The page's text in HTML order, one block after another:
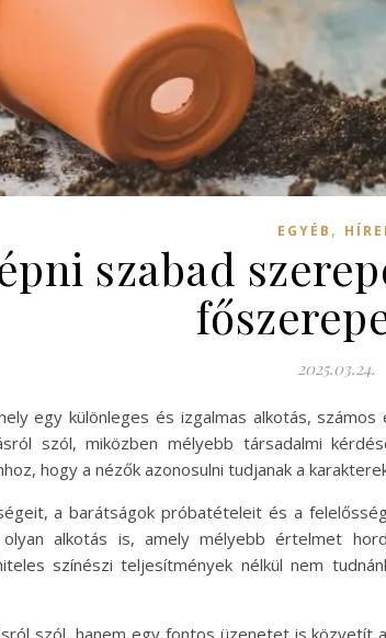
EGYÉB ,
szabad
2025.03.24.
egy különleges és izgalmas alkotás,
szól, miközben mélyebb társadalmi
hogy a nézők azonosulni tudjanak a
a barátságok próbatételeit és a
alkotás is, amely mélyebb értelmet
színészi teljesítmények nélkül nem
szól, hanem egy fontos üzenetet is